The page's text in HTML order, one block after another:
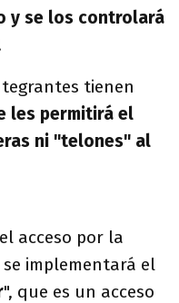
y se los controlará
tienen
les permitirá el
ni "telones" al
acceso por la
se implementará el
", que es un acceso